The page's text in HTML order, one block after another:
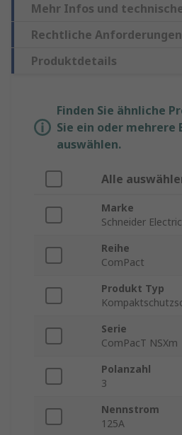
Mehr Infos und
Rechtliche Anforderungen
Produktdetails
Finden Sie ähnliche
Sie ein oder mehrere
auswählen.
Alle
Marke
Schneider Electric
Reihe
ComPact
Produkt Typ
Serie
ComPacT NSXm
Polanzahl
3
Nennstrom
125A